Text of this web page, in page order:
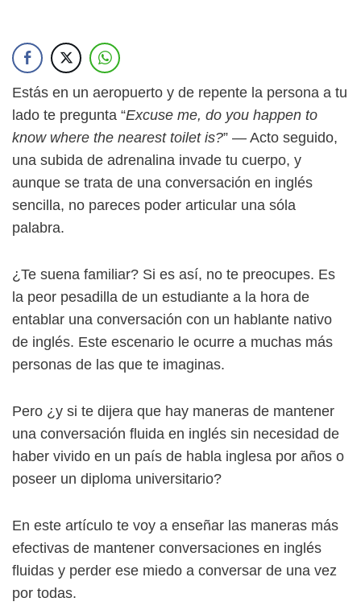
Estás en un aeropuerto y de repente la persona a tu
lado te pregunta “Excuse me, do you happen to
know where the nearest toilet is?” — Acto seguido,
una subida de adrenalina invade tu cuerpo, y
aunque se trata de una conversación en inglés
sencilla, no pareces poder articular una sóla
palabra.
¿Te suena familiar? Si es así, no te preocupes. Es
la peor pesadilla de un estudiante a la hora de
entablar una conversación con un hablante nativo
de inglés. Este escenario le ocurre a muchas más
personas de las que te imaginas.
Pero ¿y si te dijera que hay maneras de mantener
una conversación fluida en inglés sin necesidad de
haber vivido en un país de habla inglesa por años o
poseer un diploma universitario?
En este artículo te voy a enseñar las maneras más
efectivas de mantener conversaciones en inglés
fluidas y perder ese miedo a conversar de una vez
por todas.